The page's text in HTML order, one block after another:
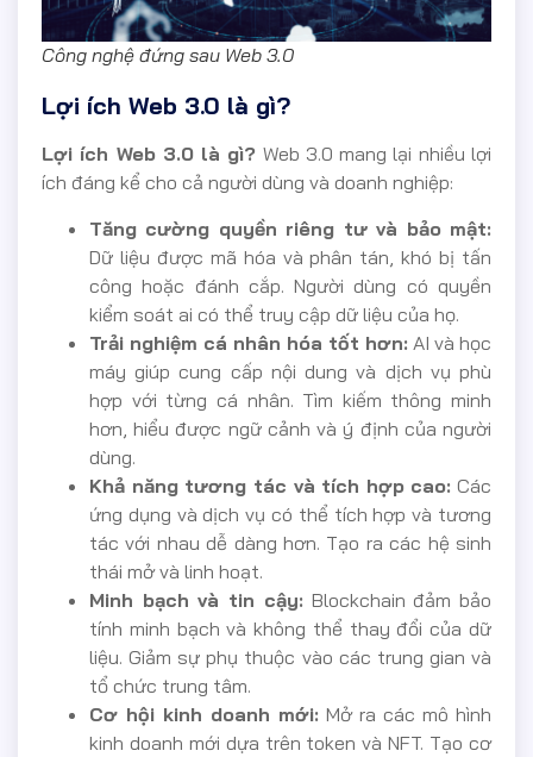
Công nghệ đứng sau Web 3.0
Lợi ích Web 3.0 là gì?
Lợi ích Web 3.0 là gì? Web 3.0 mang lại nhiều lợi
ích đáng kể cho cả người dùng và doanh nghiệp:
Tăng cường quyền riêng tư và bảo mật:
Dữ liệu được mã hóa và phân tán, khó bị tấn
công hoặc đánh cắp. Người dùng có quyền
kiểm soát ai có thể truy cập dữ liệu của họ.
Trải nghiệm cá nhân hóa tốt hơn: AI và học
máy giúp cung cấp nội dung và dịch vụ phù
hợp với từng cá nhân. Tìm kiếm thông minh
hơn, hiểu được ngữ cảnh và ý định của người
dùng.
Khả năng tương tác và tích hợp cao: Các
ứng dụng và dịch vụ có thể tích hợp và tương
tác với nhau dễ dàng hơn. Tạo ra các hệ sinh
thái mở và linh hoạt.
Minh bạch và tin cậy: Blockchain đảm bảo
tính minh bạch và không thể thay đổi của dữ
liệu. Giảm sự phụ thuộc vào các trung gian và
tổ chức trung tâm.
Cơ hội kinh doanh mới: Mở ra các mô hình
kinh doanh mới dựa trên token và NFT. Tạo cơ